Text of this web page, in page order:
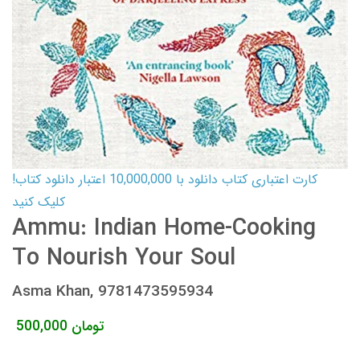
کارت اعتباری کتاب دانلود با 10,000,000 اعتبار دانلود کتاب!
کلیک کنید
Ammu: Indian Home-Cooking
To Nourish Your Soul
Asma Khan, 9781473595934
500,000 تومان